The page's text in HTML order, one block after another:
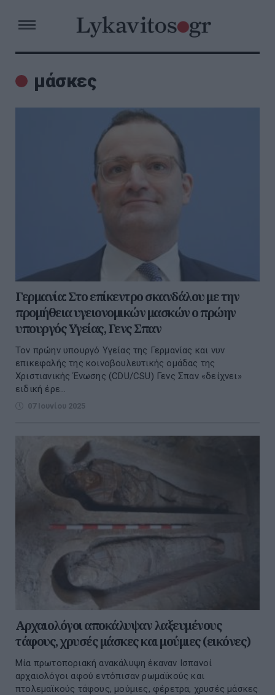
μάσκες
Γερμανία: Στο επίκεντρο σκανδάλου με την
προμήθεια υγειονομικών μασκών ο πρώην
υπουργός Υγείας, Γενς Σπαν
Τον πρώην υπουργό Υγείας της Γερμανίας και νυν
επικεφαλής της κοινοβουλευτικής ομάδας της
Χριστιανικής Ένωσης (CDU/CSU) Γενς Σπαν «δείχνει»
ειδική έρε...
07 Ιουνίου 2025
Αρχαιολόγοι αποκάλυψαν λαξευμένους
τάφους, χρυσές μάσκες και μούμιες (εικόνες)
Μία πρωτοποριακή ανακάλυψη έκαναν Ισπανοί
αρχαιολόγοι αφού εντόπισαν ρωμαϊκούς και
πτολεμαϊκούς τάφους, μούμιες, φέρετρα, χρυσές μάσκες